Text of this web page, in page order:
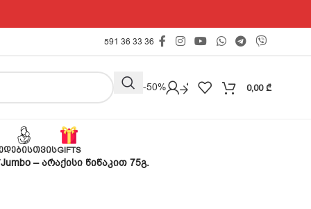
591 36 33 36
Outlet -50% 0,00 ₾
GIFTS
Jumbo – არაქისი წიწაკით 75გ.